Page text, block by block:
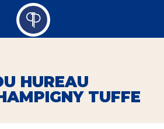
HUREAU
TUFFE
des cookies